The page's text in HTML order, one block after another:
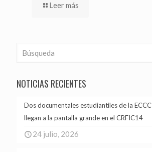
Leer más
NOTICIAS RECIENTES
Dos documentales estudiantiles de la ECCC
llegan a la pantalla grande en el CRFIC14
24 julio, 2026